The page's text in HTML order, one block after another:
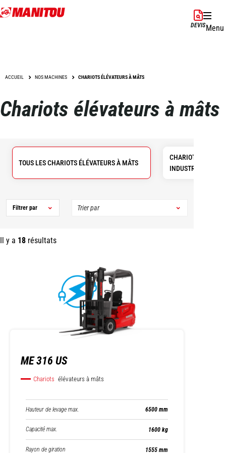
Aller
au
DEVISMenu
ACCUEIL NOS MACHINES CHARIOTS ÉLÉVATEURS À MÂTS
Chariots élévateurs à mâts
TOUS LES CHARIOTS ÉLÉVATEURS À MÂTS
CHARIOTS
INDUSTRIELS
Il y a 18 résultats
Filtrer par
ME 316 US
Chariots élévateurs à mâts
Hauteur de levage max. 6500 mm
Capacité max. 1600 kg
Rayon de giration 1555 mm